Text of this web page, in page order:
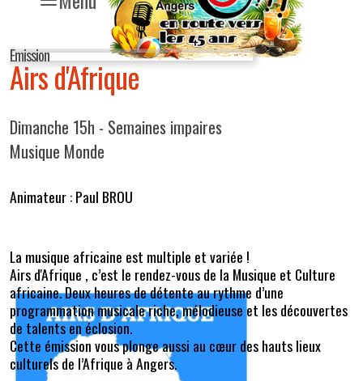
Emission
Airs d'Afrique
Dimanche 15h - Semaines impaires
Musique Monde
Animateur : Paul BROU
La musique africaine est multiple et variée !
Airs d'Afrique , c’est le rendez-vous de la Musique et Culture
africaine. Deux heures de détente au rythme d’une
programmation musicale riche, mélodieuse et les découvertes
de talents en éclosion.
Cette émission vous plonge aussi au cœur des hauts lieux
culturels de l’Afrique à Angers.